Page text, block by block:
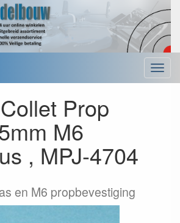
Menu
Prop
M6
, MPJ-4704
en M6 propbevestiging